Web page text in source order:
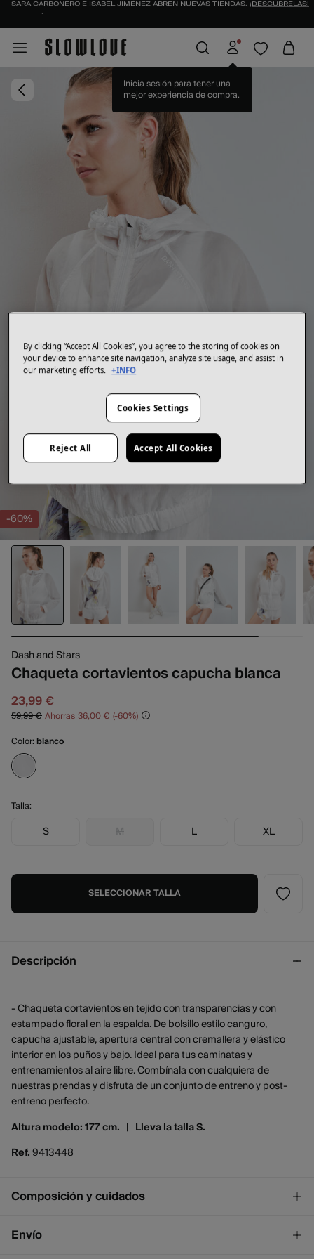
IDENTIFÍCATE COMO SOCIO Y DISFRUTA DE TODAS TUS VENTAJAS |
Inicia sesión para tener una
mejor experiencia de compra.
-60%
Dash and Stars
Chaqueta cortavientos capucha blanca
23,99 €
59,99 €Ahorras 36,00 € 60
Color: blanco
Talla:
S M L XL
SELECCIONAR TALLA
Descripción
- Chaqueta cortavientos en tejido con transparencias y con
estampado floral en la espalda. De bolsillo estilo canguro,
capucha ajustable, apertura central con cremallera y elástico
interior en los puños y bajo. Ideal para tus caminatas y
entrenamientos al aire libre. Combínala con cualquiera de
nuestras prendas y disfruta de un conjunto de entreno y post-
entreno perfecto.
Altura modelo: 177 cm. | Lleva la talla S.
Ref.9413448
Composición y cuidados
Composición
Envío
By clicking “Accept All Cookies”, you agree to the storing of cookies on
your device to enhance site navigation, analyze site usage, and assist in
our marketing efforts. +INFO
Cookies Settings
Reject All Accept All Cookies